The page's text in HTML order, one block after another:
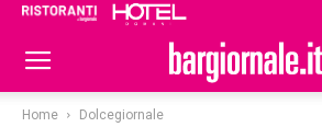
Home Dolcegiornale